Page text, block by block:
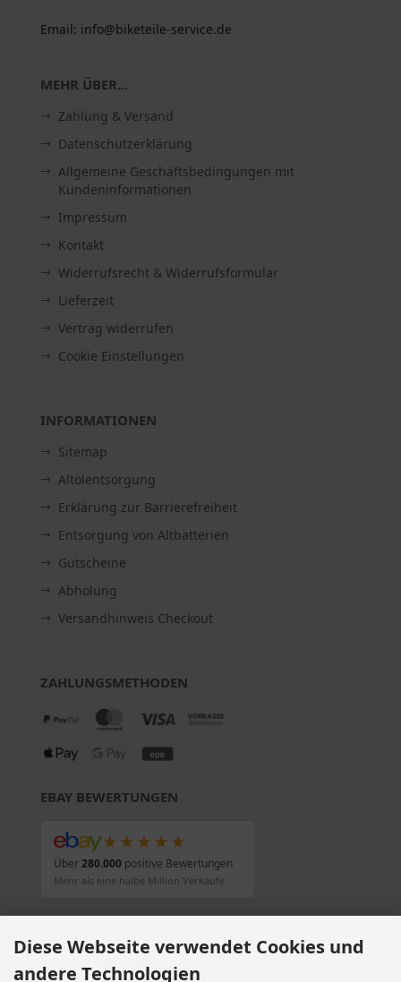
Email: info@biketeile-service.de
MEHR ÜBER...
Zahlung & Versand
Datenschutzerklärung
Allgemeine Geschäftsbedingungen mit
Kundeninformationen
Impressum
Kontakt
Widerrufsrecht & Widerrufsformular
Lieferzeit
Vertrag widerrufen
Cookie Einstellungen
INFORMATIONEN
Sitemap
Altölentsorgung
Erklärung zur Barrierefreiheit
Entsorgung von Altbatterien
Gutscheine
Abholung
Versandhinweis Checkout
ZAHLUNGSMETHODEN
EBAY BEWERTUNGEN
★★★★★
Über280.000positive Bewertungen
Mehr als eine halbe Million Verkäufe
Diese Webseite verwendet Cookies und
andere Technologien